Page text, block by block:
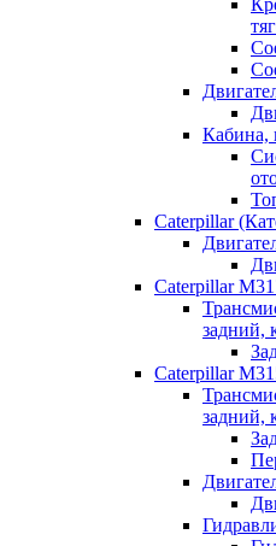
Кабина,
Caterpillar
Caterpillar
задний,
Caterpillar
задний,